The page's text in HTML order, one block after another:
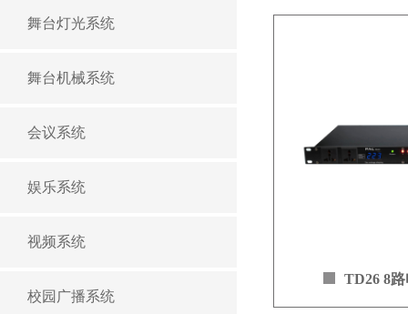
舞台灯光系统
舞台机械系统
会议系统
娱乐系统
视频系统
校园广播系统
音通透，高频清晰
压级。
态下输出完美音效
TD26 8